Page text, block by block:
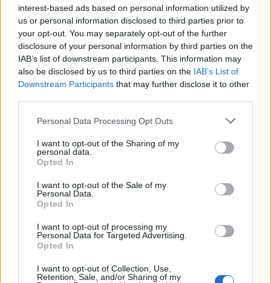
interest-based ads based on personal information utilized by
us or personal information disclosed to third parties prior to
your opt-out. You may separately opt-out of the further
disclosure of your personal information by third parties on the
IAB’s list of downstream participants. This information may
also be disclosed by us to third parties on the IAB’s List of
Downstream Participants that may further disclose it to other
Please note that this website/app uses one or more Google
not limited to your visit or usage behaviour. You may click to
grant or deny consent to Google and its third-party tags to
use your data for below specified purposes in below Google
consent section.
Personal Data Processing Opt Outs
I want to opt-out of the Sharing of my
personal data.
Opted In
I want to opt-out of the Sale of my
Personal Data.
Opted In
I want to opt-out of processing my
Personal Data for Targeted Advertising.
Opted In
I want to opt-out of Collection, Use,
Retention, Sale, and/or Sharing of my
Η low costαεροπορική
εταιρεία εξασφαλίζει χαμηλές τιμές για να κάνετε
ένα ταξίδι αρκεί να βρείτε τον κατάλληλο για εσάς
17/05/2023 για ταξίδι μεταξύ 01/05/23 ως και